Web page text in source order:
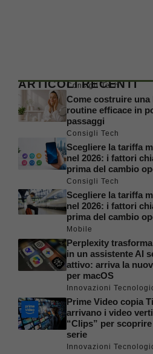
ARTICOLI RECENTI
Consigli Tech
Come costruire una
routine efficace in
passaggi
Consigli Tech
Scegliere la tariffa
nel 2026: i fattori
prima del cambio
Consigli Tech
Scegliere la tariffa
nel 2026: i fattori
prima del cambio
Mobile
Perplexity
in un assistente AI
attivo: arriva la
per macOS
Innovazioni
Prime Video copia
arrivano i video
“Clips” per
serie
Innovazioni